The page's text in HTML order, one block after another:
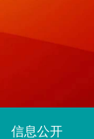
信息公开